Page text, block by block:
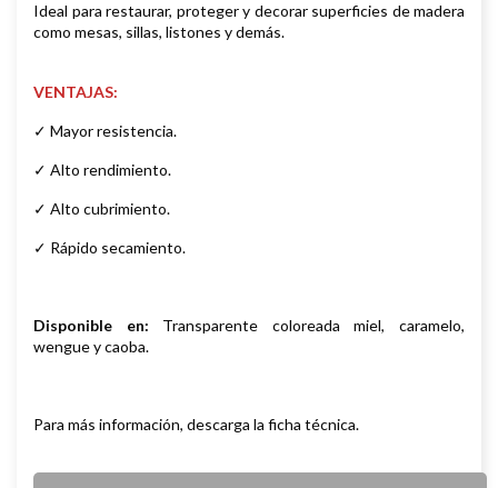
Ideal para restaurar, proteger y decorar superficies de madera
como mesas, sillas, listones y demás.
VENTAJAS:
✓ Mayor resistencia.
✓ Alto rendimiento.
✓ Alto cubrimiento.
✓ Rápido secamiento.
Disponible en: Transparente coloreada miel, caramelo,
wengue y caoba.
Para más información, descarga la ficha técnica.